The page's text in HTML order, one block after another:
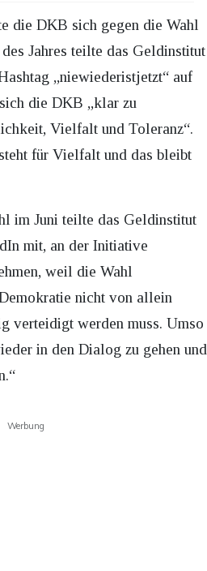
die DKB sich gegen die Wahl
Jahres teilte das Geldinstitut
„niewiederistjetzt“ auf
die DKB „klar zu
Vielfalt und Toleranz“.
für Vielfalt und das bleibt
im Juni teilte das Geldinstitut
mit, an der Initiative
weil die Wahl
nicht von allein
verteidigt werden muss. Umso
in den Dialog zu gehen und
Werbung